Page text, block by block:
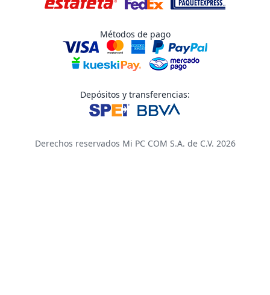
Métodos de pago
Depósitos y transferencias:
Derechos reservados Mi PC COM S.A. de C.V. 2026